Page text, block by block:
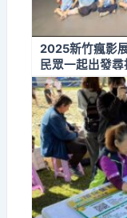
2025新竹瘋影
民眾一起出發